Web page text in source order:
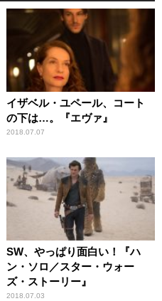
イザベル・ユペール、コート
の下は…。『エヴァ』
2018.07.07
SW、やっぱり面白い！『ハ
ン・ソロ／スター・ウォー
ズ・ストーリー』
2018.07.03